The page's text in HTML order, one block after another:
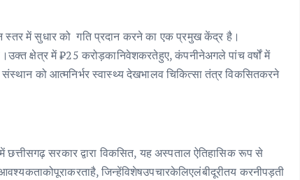
स्‍तर में सुधार को गति प्रदान करने का एक प्रमुख केंद्र है।
क्षेत्र में ₹25 करोड़कानिवेशकरतेहुए, कंपनीनेअगले पांच वर्षों में
को आत्मनिर्भर स्वास्थ्य देखभालव चिकित्‍सा तंत्र विकसितकरने
छत्तीसगढ़ सरकार द्वारा विकसित, यह अस्पताल ऐतिहासिक रूप से
जिन्हेंविशेषउपचारकेलिएलंबीदूरीतय करनीपड़ती